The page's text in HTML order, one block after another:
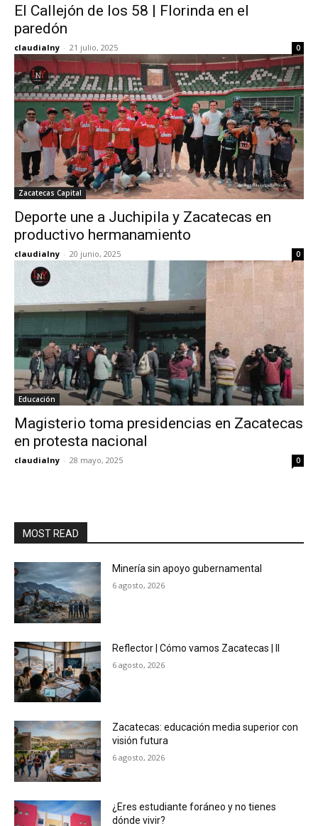
El Callejón de los 58 | Florinda en el
paredón
claudialny - 21 julio, 2025 0
Zacatecas Capital
Deporte une a Juchipila y Zacatecas en
productivo hermanamiento
claudialny - 20 junio, 2025 0
Educación
Magisterio toma presidencias en Zacatecas
en protesta nacional
claudialny - 28 mayo, 2025 0
MOST READ
Minería sin apoyo gubernamental
6 agosto, 2026
Reflector | Cómo vamos Zacatecas | II
6 agosto, 2026
Zacatecas: educación media superior con
visión futura
6 agosto, 2026
¿Eres estudiante foráneo y no tienes
dónde vivir?